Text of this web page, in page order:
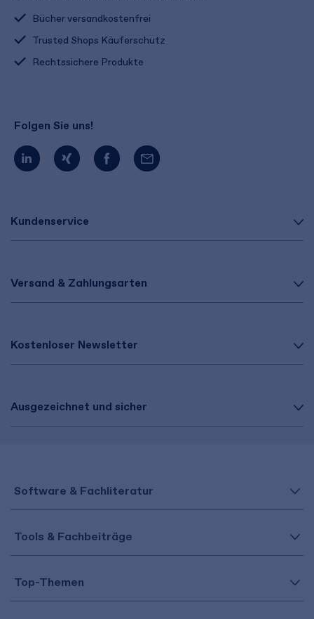
Kundenservice
Versand & Zahlungsarten
Kostenloser Newsletter
Ausgezeichnet und sicher
Bücher versandkostenfrei
Trusted Shops Käuferschutz
Rechtssichere Produkte
Folgen Sie uns!
Software & Fachliteratur
Tools & Fachbeiträge
Top-Themen